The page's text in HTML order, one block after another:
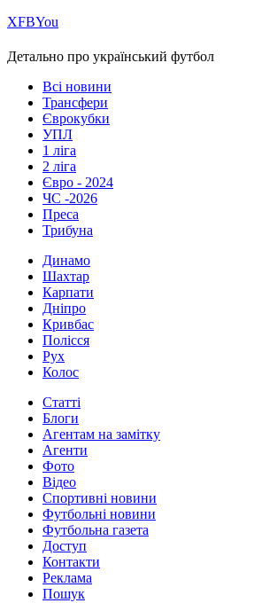
ХFBYou
Детально про український футбол
Всі новини
Трансфери
Єврокубки
УПЛ
1 ліга
2 ліга
Євро - 2024
ЧС -2026
Преса
Трибуна
Динамо
Шахтар
Карпати
Дніпро
Кривбас
Полісся
Рух
Колос
Статті
Блоги
Агентам на замітку
Агенти
Фото
Відео
Спортивні новини
Футбольні новини
Футбольна газета
Доступ
Контакти
Реклама
Пошук